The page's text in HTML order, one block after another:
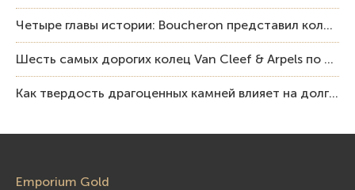
Четыре главы истории: Boucheron представил коллекцию «Nom: Boucheron, Prénom: Frédéric»
Шесть самых дорогих колец Van Cleef & Arpels по итогам аукционов Sotheby’s
Как твердость драгоценных камней влияет на долговечность ювелирных изделий
Emporium Gold